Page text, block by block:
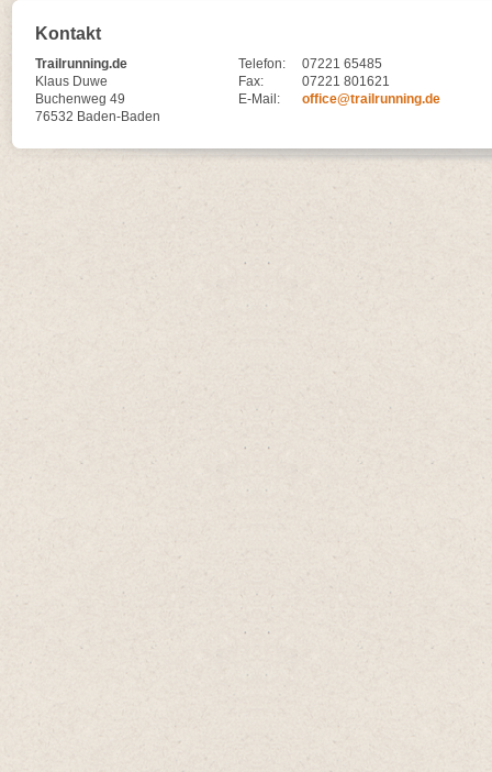
Kontakt
Trailrunning.de
Klaus Duwe
Buchenweg 49
76532 Baden-Baden
Telefon:
07221 65485
Fax:
07221 801621
E-Mail:
office@trailrunning.de